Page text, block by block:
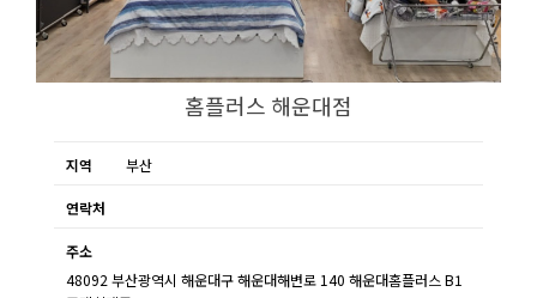
홈플러스 해운대점
지역 부산
연락처
주소
48092 부산광역시 해운대구 해운대해변로 140 해운대홈플러스 B1